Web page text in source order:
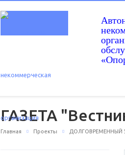
ГАЗЕТА
Главная Проекты ДОЛГОВРЕМЕННЫЙ